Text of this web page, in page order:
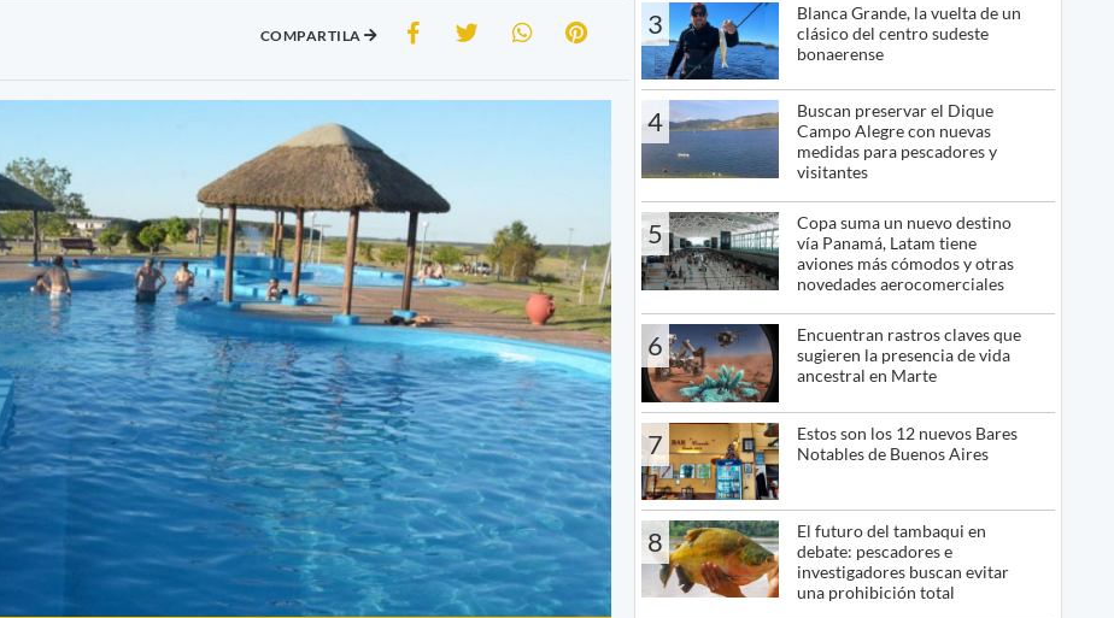
COMPARTILA 3
Blanca Grande, la vuelta de un
clásico del centro sudeste
bonaerense
4
Buscan preservar el Dique
Campo Alegre con nuevas
medidas para pescadores y
visitantes
5
Copa suma un nuevo destino
vía Panamá, Latam tiene
aviones más cómodos y otras
novedades aerocomerciales
6
Encuentran rastros claves que
sugieren la presencia de vida
ancestral en Marte
7
Estos son los 12 nuevos Bares
Notables de Buenos Aires
8
El futuro del tambaqui en
debate: pescadores e
investigadores buscan evitar
una prohibición total